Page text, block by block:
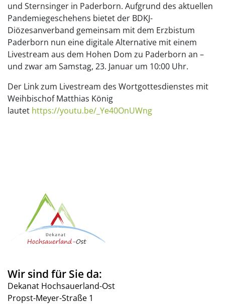
und Sternsinger in Paderborn. Aufgrund des aktuellen
Pandemiegeschehens bietet der BDKJ-
Diözesanverband gemeinsam mit dem Erzbistum
Paderborn nun eine digitale Alternative mit einem
Livestream aus dem Hohen Dom zu Paderborn an –
und zwar am Samstag, 23. Januar um 10:00 Uhr.
Der Link zum Livestream des Wortgottesdienstes mit
Weihbischof Matthias König
lautet https://youtu.be/_Ye40OnUWng
Wir sind für Sie da:
Dekanat Hochsauerland-Ost
Propst-Meyer-Straße 1